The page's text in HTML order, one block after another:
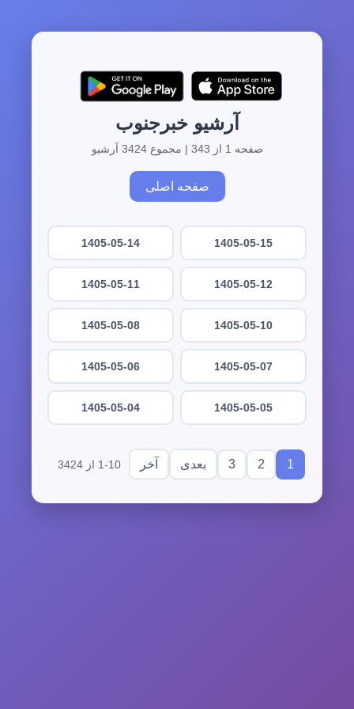
آرشیو خبرجنوب
صفحه 1 از 343 | مجموع 3424 آرشیو
صفحه اصلی
1405-05-15
1405-05-14
1405-05-12
1405-05-11
1405-05-10
1405-05-08
1405-05-07
1405-05-06
1405-05-05
1405-05-04
1
2
3 بعدی آخر 1-10 از 3424